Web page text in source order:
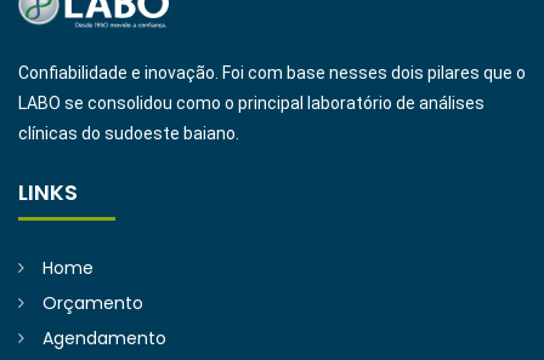
Confiabilidade e inovação. Foi com base nesses dois pilares que o
LABO se consolidou como o principal laboratório de análises
clínicas do sudoeste baiano.
LINKS
Home
Orçamento
Agendamento